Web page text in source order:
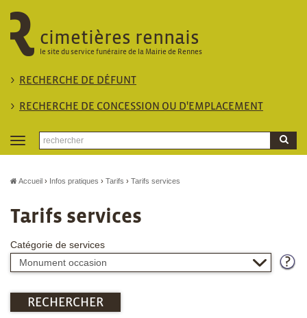
cimetières rennais
le site du service funéraire de la Mairie de Rennes
RECHERCHE DE DÉFUNT
RECHERCHE DE CONCESSION OU D'EMPLACEMENT
Toggle
navigation
Accueil Infos pratiques Tarifs Tarifs services
Tarifs services
Catégorie de services
RECHERCHER